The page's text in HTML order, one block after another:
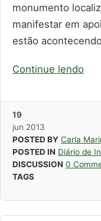
monumento
manifestar em
estão
Continue lendo
19
jun 2013
POSTED BY Carla
POSTED IN Diário de
DISCUSSION 0
TAGS